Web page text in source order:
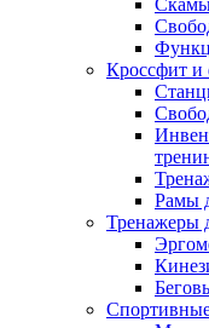
Кроссфит и
Рамы
Тренажеры